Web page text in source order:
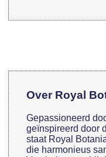
Over Royal
Gepassioneerd
geïnspireerd door
staat Royal
die harmonieus